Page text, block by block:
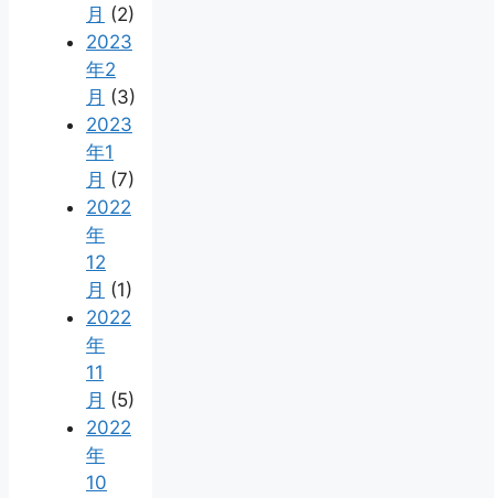
月 (2)
2023
年2
月 (3)
2023
年1
月 (7)
2022
年
12
月 (1)
2022
年
11
月 (5)
2022
年
10